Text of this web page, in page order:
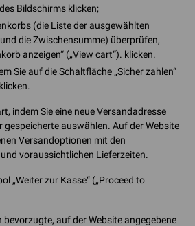
Bildschirms klicken;
(die Liste der ausgewählten
die Zwischensumme) überprüfen,
anzeigen“ („View cart“). klicken.
Sie auf die Schaltfläche „Sicher zahlen“
indem Sie eine neue Versandadresse
gespeicherte auswählen. Auf der Website
Versandoptionen mit den
voraussichtlichen Lieferzeiten.
„Weiter zur Kasse“ („Proceed to
bevorzugte, auf der Website angegebene